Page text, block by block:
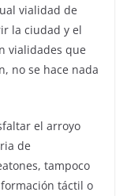
vialidad de
la ciudad y el
vialidades que
no se hace nada
el arroyo
de
tampoco
táctil o